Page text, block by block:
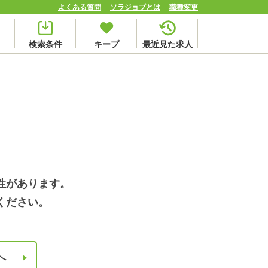
よくある質問 ソラジョブとは 職種変更
検索条件 キープ 最近見た求人
あります。
さい。